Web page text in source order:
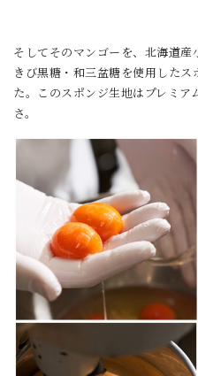
そしてそのマンゴーを、北海道
きび黒糖・和三盆糖を使用した
た。このスポンジ生地はプレミ
さ。